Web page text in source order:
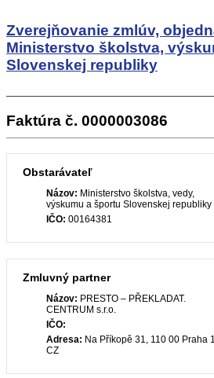
Zverejňovanie zmlúv,
Ministerstvo školstva,
Slovenskej republiky
Faktúra č. 0000003086
Obstarávateľ
Názov: Ministerstvo školstva, vedy,
výskumu a športu Slovenskej republiky
IČO: 00164381
Zmluvný partner
Názov: PRESTO – PŘEKLADAT.
CENTRUM s.r.o.
IČO:
Adresa: Na Příkopě 31, 110 00 Praha 1
CZ